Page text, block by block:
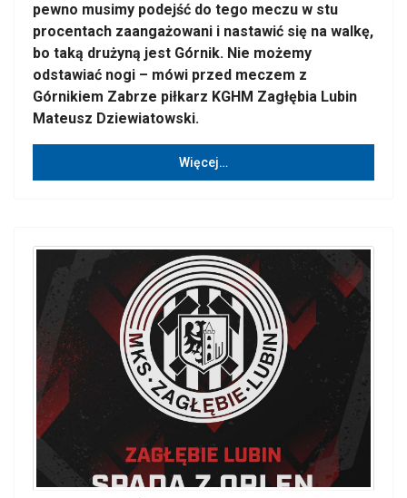
pewno musimy podejść do tego meczu w stu
procentach zaangażowani i nastawić się na walkę,
bo taką drużyną jest Górnik. Nie możemy
odstawiać nogi – mówi przed meczem z
Górnikiem Zabrze piłkarz KGHM Zagłębia Lubin
Mateusz Dziewiatowski.
Więcej…